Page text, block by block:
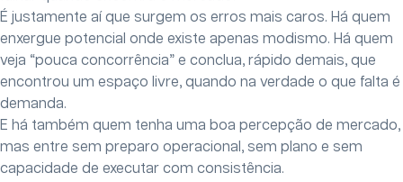
É justamente aí que surgem os erros mais caros. Há quem
enxergue potencial onde existe apenas modismo. Há quem
veja “pouca concorrência” e conclua, rápido demais, que
encontrou um espaço livre, quando na verdade o que falta é
demanda.
E há também quem tenha uma boa percepção de mercado,
mas entre sem preparo operacional, sem plano e sem
capacidade de executar com consistência.